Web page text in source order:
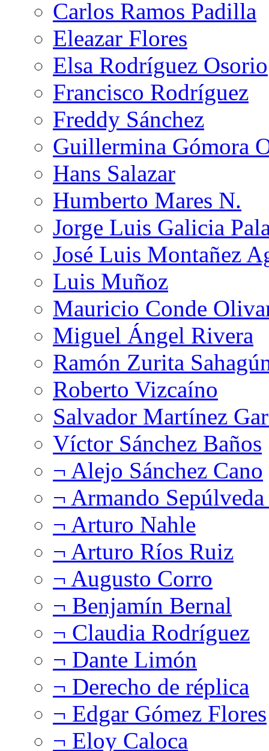
Carlos Ramos Padilla
Eleazar Flores
Elsa Rodríguez Osorio
Francisco Rodríguez
Freddy Sánchez
Guillermina Gómora
Hans Salazar
Humberto Mares N.
Jorge Luis Galicia
José Luis Montañez
Luis Muñoz
Mauricio Conde
Miguel Ángel Rivera
Ramón Zurita
Roberto Vizcaíno
Salvador Martínez
Víctor Sánchez Baños
¬ Alejo Sánchez Cano
¬ Armando
¬ Arturo Nahle
¬ Arturo Ríos Ruiz
¬ Augusto Corro
¬ Benjamín Bernal
¬ Claudia Rodríguez
¬ Dante Limón
¬ Derecho de réplica
¬ Edgar Gómez Flores
¬ Eloy Caloca